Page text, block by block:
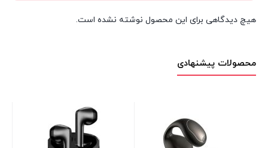
هیچ دیدگاهی برای این محصول نوشته نشده است.
محصولات پیشنهادی